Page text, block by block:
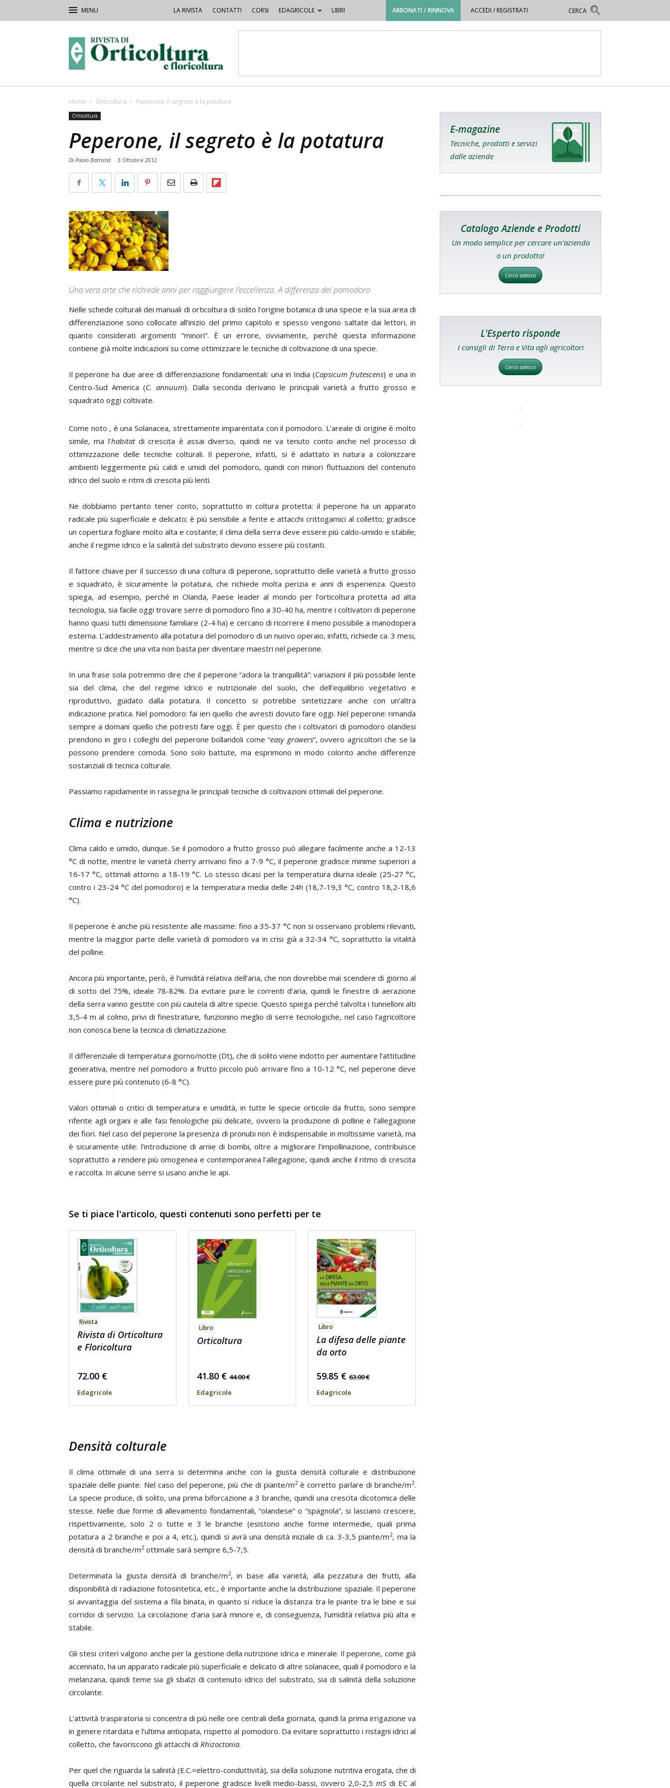
LA RIVISTA CONTATTI CORSI EDAGRICOLE LIBRI ABBONATI / RINNOVA ACCEDI / REGISTRATI
Orticoltura
Home Orticoltura Peperone, il segreto è la potatura
Orticoltura
Peperone, il segreto è la potatura
Di Paolo Battistel - 3 Ottobre 2012
Una vera arte che richiede anni per raggiungere l’eccellenza. A differenza del pomodoro
Nelle schede colturali dei manuali di orticoltura di solito l’origine botanica di una specie e la sua area di
differenziazione sono collocate all’inizio del primo capitolo e spesso vengono saltate dai lettori, in
quanto considerati argomenti “minori”. È un errore, ovviamente, perché questa informazione
contiene già molte indicazioni su come ottimizzare le tecniche di coltivazione di una specie.
Il peperone ha due aree di differenziazione fondamentali: una in India (Capsicum frutescens) e una in
Centro-Sud America (C. annuum). Dalla seconda derivano le principali varietà a frutto grosso e
squadrato oggi coltivate.
Come noto , è una Solanacea, strettamente imparentata con il pomodoro. L’areale di origine è molto
simile, ma l’habitatdi crescita è assai diverso, quindi ne va tenuto conto anche nel processo di
ottimizzazione delle tecniche colturali. Il peperone, infatti, si è adattato in natura a colonizzare
ambienti leggermente più caldi e umidi del pomodoro, quindi con minori fluttuazioni del contenuto
idrico del suolo e ritmi di crescita più lenti.
Ne dobbiamo pertanto tener conto, soprattutto in coltura protetta: il peperone ha un apparato
radicale più superficiale e delicato; è più sensibile a ferite e attacchi crittogamici al colletto; gradisce
un copertura fogliare molto alta e costante; il clima della serra deve essere più caldo-umido e stabile;
anche il regime idrico e la salinità del substrato devono essere più costanti.
Il fattore chiave per il successo di una coltura di peperone, soprattutto delle varietà a frutto grosso
e squadrato, è sicuramente la potatura, che richiede molta perizia e anni di esperienza. Questo
spiega, ad esempio, perché in Olanda, Paese leader al mondo per l’orticoltura protetta ad alta
tecnologia, sia facile oggi trovare serre di pomodoro fino a 30-40 ha, mentre i coltivatori di peperone
hanno quasi tutti dimensione familiare (2-4 ha) e cercano di ricorrere il meno possibile a manodopera
esterna. L’addestramento alla potatura del pomodoro di un nuovo operaio, infatti, richiede ca. 3 mesi,
mentre si dice che una vita non basta per diventare maestri nel peperone.
In una frase sola potremmo dire che il peperone “adora la tranquillità”: variazioni il più possibile lente
sia del clima, che del regime idrico e nutrizionale del suolo, che dell’equilibrio vegetativo e
riproduttivo, guidato dalla potatura. Il concetto si potrebbe sintetizzare anche con un’altra
indicazione pratica. Nel pomodoro: fai ieri quello che avresti dovuto fare oggi. Nel peperone: rimanda
sempre a domani quello che potresti fare oggi. È per questo che i coltivatori di pomodoro olandesi
prendono in giro i colleghi del peperone bollandoli come “easy growers”, ovvero agricoltori che se la
possono prendere comoda. Sono solo battute, ma esprimono in modo colorito anche differenze
sostanziali di tecnica colturale.
Passiamo rapidamente in rassegna le principali tecniche di coltivazioni ottimali del peperone.
Clima e nutrizione
Clima caldo e umido, dunque. Se il pomodoro a frutto grosso può allegare facilmente anche a 12-13
°C di notte, mentre le varietà cherry arrivano fino a 7-9 °C, il peperone gradisce minime superiori a
16-17 °C, ottimali attorno a 18-19 °C. Lo stesso dicasi per la temperatura diurna ideale (25-27 °C,
contro i 23-24 °C del pomodoro) e la temperatura media delle 24h (18,7-19,3 °C, contro 18,2-18,6
°C).
Il peperone è anche più resistente alle massime: fino a 35-37 °C non si osservano problemi rilevanti,
mentre la maggior parte delle varietà di pomodoro va in crisi già a 32-34 °C, soprattutto la vitalità
del polline.
Ancora più importante, però, è l’umidità relativa dell’aria, che non dovrebbe mai scendere di giorno al
di sotto del 75%, ideale 78-82%. Da evitare pure le correnti d’aria, quindi le finestre di aerazione
della serra vanno gestite con più cautela di altre specie. Questo spiega perché talvolta i tunnelloni alti
3,5-4 m al colmo, privi di finestrature, funzionino meglio di serre tecnologiche, nel caso l’agricoltore
non conosca bene la tecnica di climatizzazione.
Il differenziale di temperatura giorno/notte (Dt), che di solito viene indotto per aumentare l’attitudine
generativa, mentre nel pomodoro a frutto piccolo può arrivare fino a 10-12 °C, nel peperone deve
essere pure più contenuto (6-8 °C).
Valori ottimali o critici di temperatura e umidità, in tutte le specie orticole da frutto, sono sempre
riferite agli organi e alle fasi fenologiche più delicate, ovvero la produzione di polline e l’allegagione
dei fiori. Nel caso del peperone la presenza di pronubi non è indispensabile in moltissime varietà, ma
è sicuramente utile: l’introduzione di arnie di bombi, oltre a migliorare l’impollinazione, contribuisce
soprattutto a rendere più omogenea e contemporanea l’allegagione, quindi anche il ritmo di crescita
e raccolta. In alcune serre si usano anche le api.
Se ti piace l'articolo, questi contenuti sono perfetti per te
Rivista
Rivista di Orticoltura
e Floricoltura
72.00 €
Edagricole
Libro
Orticoltura
41.80 € 44.00€
Edagricole
Libro
La difesa delle piante
da orto
59.85 € 63.00€
Edagricole
Densità colturale
Il clima ottimale di una serra si determina anche con la giusta densità colturale e distribuzione
spaziale delle piante. Nel caso del peperone, più che di piante/m2è corretto parlare di branche/m2.
La specie produce, di solito, una prima biforcazione a 3 branche, quindi una crescita dicotomica delle
stesse. Nelle due forme di allevamento fondamentali, “olandese” o “spagnola”, si lasciano crescere,
rispettivamente, solo 2 o tutte e 3 le branche (esistono anche forme intermedie, quali prima
potatura a 2 branche e poi a 4, etc.), quindi si avrà una densità iniziale di ca. 3-3,5 piante/m2, ma la
densità di branche/m2ottimale sarà sempre 6,5-7,5.
Determinata la giusta densità di branche/m2, in base alla varietà, alla pezzatura dei frutti, alla
disponibilità di radiazione fotosintetica, etc., è importante anche la distribuzione spaziale. Il peperone
si avvantaggia del sistema a fila binata, in quanto si riduce la distanza tra le piante tra le bine e sui
corridoi di servizio. La circolazione d’aria sarà minore e, di conseguenza, l’umidità relativa più alta e
stabile.
Gli stesi criteri valgono anche per la gestione della nutrizione idrica e minerale. Il peperone, come già
accennato, ha un apparato radicale più superficiale e delicato di altre solanacee, quali il pomodoro e la
melanzana, quindi teme sia gli sbalzi di contenuto idrico del substrato, sia di salinità della soluzione
circolante.
L’attività traspiratoria si concentra di più nelle ore centrali della giornata, quindi la prima irrigazione va
in genere ritardata e l’ultima anticipata, rispetto al pomodoro. Da evitare soprattutto i ristagni idrici al
colletto, che favoriscono gli attacchi di Rhizoctonia.
Per quel che riguarda la salinità (E.C.=elettro-conduttività), sia della soluzione nutritiva erogata, che di
quella circolante nel substrato, il peperone gradisce livelli medio-bassi, ovvero 2,0-2,5mS di EC al
E-magazine
Tecniche, prodotti e servizi
dalle aziende
Catalogo Aziende e Prodotti
Un modo semplice per cercare un'azienda
o un prodotto!
Cerca adesso
L'Esperto risponde
I consigli di Terra e Vita agli agricoltori
Cerca adesso